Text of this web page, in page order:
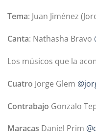
Tema: Juan Jiménez
Canta: Nathasha Bravo
Los músicos que la
Cuatro Jorge Glem
Contrabajo Gonzalo
Maracas Daniel Prim